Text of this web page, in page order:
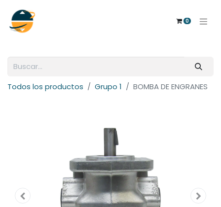
0
Todos los productos Grupo 1 BOMBA DE ENGRANES